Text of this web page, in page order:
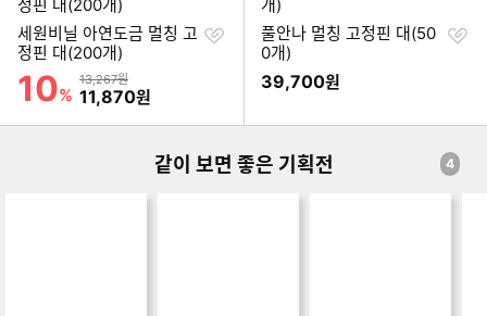
세원비닐 아연도금 멀칭 고
정핀 대(200개)
할인률
10%
상품금액
13,267원
할인금액
11,870원
찜
풀안나 멀칭 고정핀 대(50
0개)
39,700원
찜
같이 보면 좋은 기획전 4